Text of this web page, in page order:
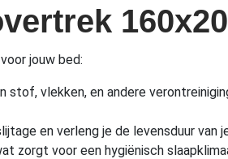
jouw bed:
vlekken, en andere
en verleng je de levensduur van
zorgt voor een hygiënisch